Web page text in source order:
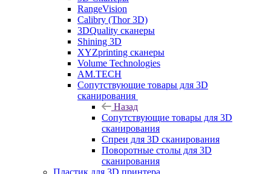
RangeVision
Calibry (Thor 3D)
3DQuality сканеры
Shining 3D
XYZprinting сканеры
Volume Technologies
AM.TECH
Сопутствующие товары для 3D
сканирования
Назад
Сопутствующие товары для 3D
сканирования
Спреи для 3D сканирования
Поворотные столы для 3D
сканирования
Пластик для 3D принтера